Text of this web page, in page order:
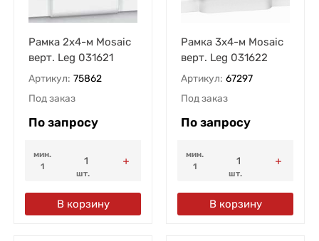
Рамка 2х4-м Mosaic
верт. Leg 031621
Артикул: 75862
Под заказ
По запросу
мин.
1
шт.
В корзину
Рамка 3х4-м Mosaic
верт. Leg 031622
Артикул: 67297
Под заказ
По запросу
мин.
1
шт.
В корзину